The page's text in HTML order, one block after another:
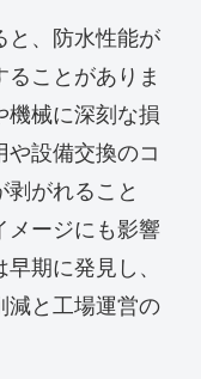
と、防水性能が
ことがありま
機械に深刻な損
設備交換のコ
剥がれること
メージにも影響
期に発見し、
減と工場運営の